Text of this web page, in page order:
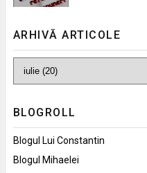
ARHIVĂ ARTICOLE
BLOGROLL
Blogul Lui Constantin
Blogul Mihaelei